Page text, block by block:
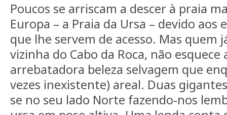
Poucos se arriscam a descer à praia
Europa – a Praia da Ursa – devido
que lhe servem de acesso. Mas quem
vizinha do Cabo da Roca, não
arrebatadora beleza selvagem que
vezes inexistente) areal. Duas
se no seu lado Norte fazendo-nos